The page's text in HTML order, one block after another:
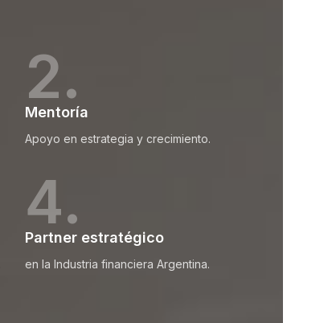
2.
Mentoría
Apoyo en estrategia y crecimiento.
4.
Partner estratégico
en la Industria financiera Argentina.